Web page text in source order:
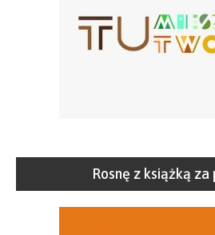
Rosnę z książką